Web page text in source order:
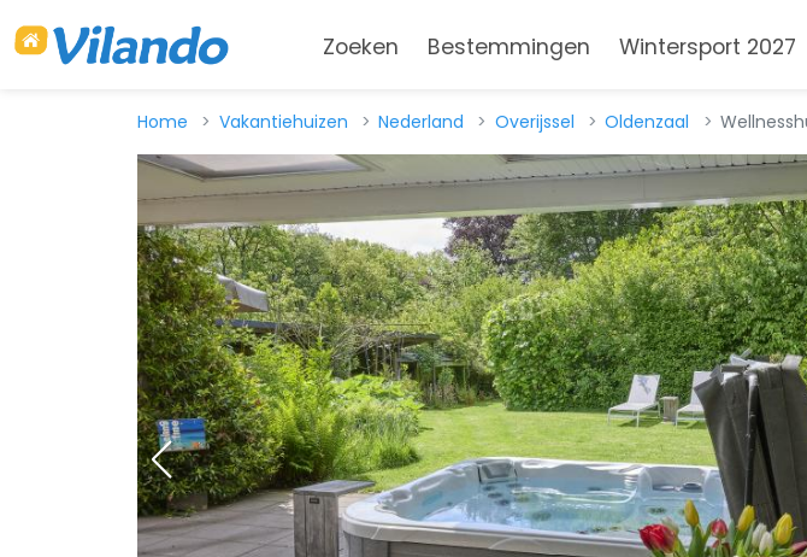
Zoeken Bestemmingen Wintersport 2027
Home Vakantiehuizen Nederland Overijssel Oldenzaal